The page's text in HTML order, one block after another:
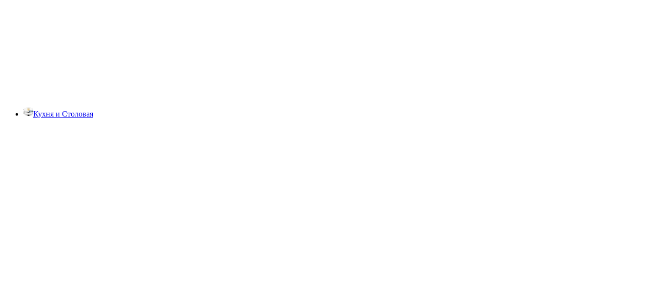
Кухня и Столовая